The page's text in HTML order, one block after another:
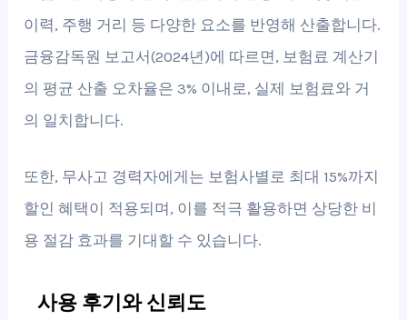
이력, 주행 거리 등 다양한 요소를 반영해 산출합니다.
금융감독원 보고서(2024년)에 따르면, 보험료 계산기
의 평균 산출 오차율은 3% 이내로, 실제 보험료와 거
의 일치합니다.
또한, 무사고 경력자에게는 보험사별로 최대 15%까지
할인 혜택이 적용되며, 이를 적극 활용하면 상당한 비
용 절감 효과를 기대할 수 있습니다.
사용 후기와 신뢰도